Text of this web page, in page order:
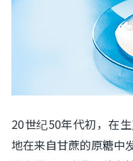
20世纪50年代初，在
地在来自甘蔗的原糖中